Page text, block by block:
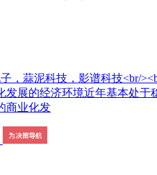
，蒜泥科技，影谱科技<br/
展的经济环境近年基本处
商业化发